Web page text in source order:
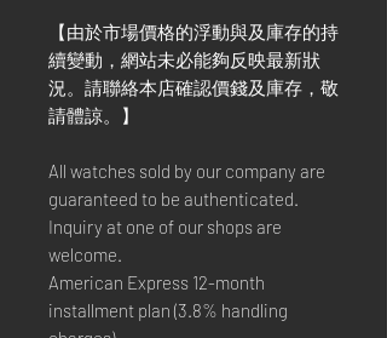
【由於市場價格的浮動與及庫存的持
續變動，網站未必能夠反映最新狀
況。請聯絡本店確認價錢及庫存，敬
請體諒。】
All watches sold by our company are
guaranteed to be authenticated.
Inquiry at one of our shops are
welcome.
American Express 12-month
installment plan (3.8% handling